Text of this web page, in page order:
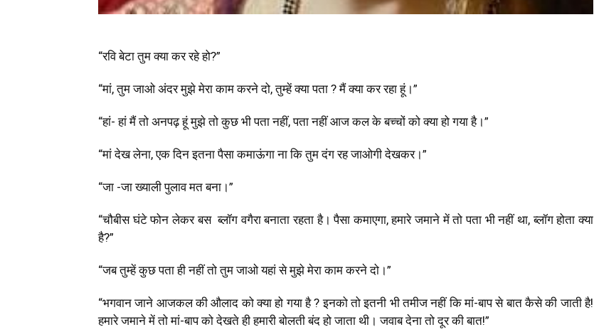
“रवि बेटा तुम क्या कर रहे हो?”
“मां, तुम जाओ अंदर मुझे मेरा काम करने दो, तुम्हें क्या पता ? मैं क्या कर रहा हूं।”
“हां- हां मैं तो अनपढ़ हूं मुझे तो कुछ भी पता नहीं, पता नहीं आज कल के बच्चों को क्या हो गया है।”
“मां देख लेना, एक दिन इतना पैसा कमाऊंगा ना कि तुम दंग रह जाओगी देखकर।”
“जा -जा ख्याली पुलाव मत बना।”
“चौबीस घंटे फोन लेकर बस ब्लॉग वगैरा बनाता रहता है। पैसा कमाएगा, हमारे जमाने में तो पता भी नहीं था, ब्लॉग होता क्या
है?”
“जब तुम्हें कुछ पता ही नहीं तो तुम जाओ यहां से मुझे मेरा काम करने दो।”
“भगवान जाने आजकल की औलाद को क्या हो गया है ? इनको तो इतनी भी तमीज नहीं कि मां-बाप से बात कैसे की जाती है!
हमारे जमाने में तो मां-बाप को देखते ही हमारी बोलती बंद हो जाता थी। जवाब देना तो दूर की बात!”